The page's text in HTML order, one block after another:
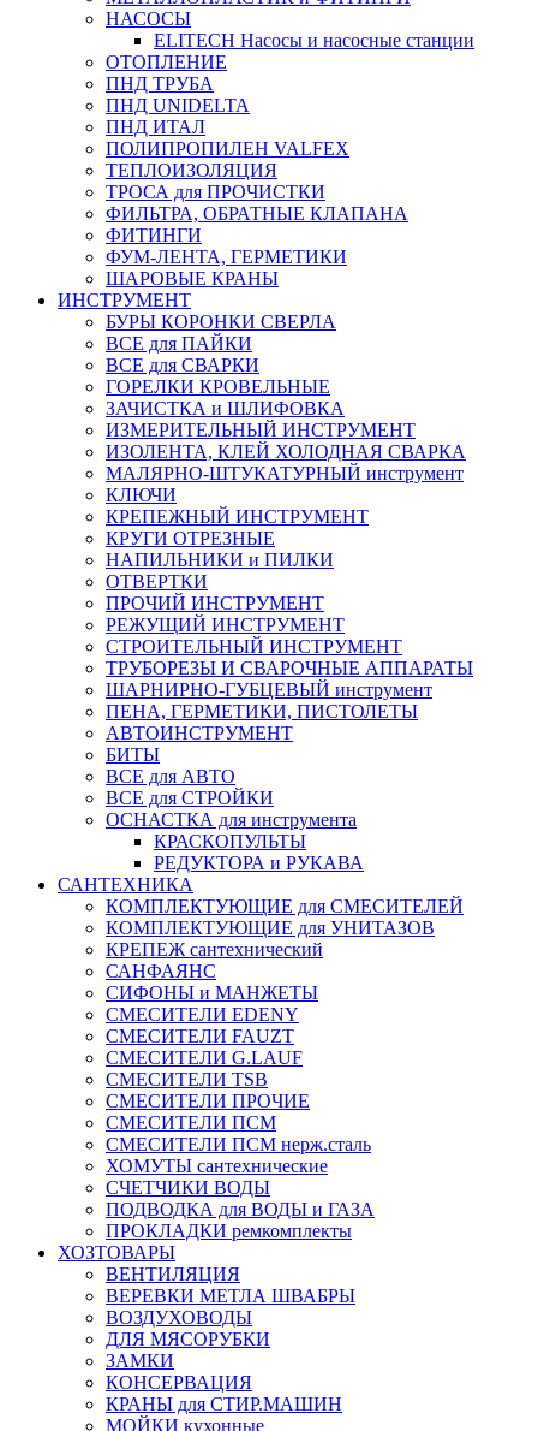
НАСОСЫ
ELITECH Насосы и насосные станции
ОТОПЛЕНИЕ
ПНД ТРУБА
ПНД UNIDELTA
ПНД ИТАЛ
ПОЛИПРОПИЛЕН VALFEX
ТЕПЛОИЗОЛЯЦИЯ
ТРОСА для ПРОЧИСТКИ
ФИЛЬТРА, ОБРАТНЫЕ КЛАПАНА
ФИТИНГИ
ФУМ-ЛЕНТА, ГЕРМЕТИКИ
ШАРОВЫЕ КРАНЫ
ИНСТРУМЕНТ
БУРЫ КОРОНКИ СВЕРЛА
ВСЕ для ПАЙКИ
ВСЕ для СВАРКИ
ГОРЕЛКИ КРОВЕЛЬНЫЕ
ЗАЧИСТКА и ШЛИФОВКА
ИЗМЕРИТЕЛЬНЫЙ ИНСТРУМЕНТ
ИЗОЛЕНТА, КЛЕЙ ХОЛОДНАЯ СВАРКА
МАЛЯРНО-ШТУКАТУРНЫЙ инструмент
КЛЮЧИ
КРЕПЕЖНЫЙ ИНСТРУМЕНТ
КРУГИ ОТРЕЗНЫЕ
НАПИЛЬНИКИ и ПИЛКИ
ОТВЕРТКИ
ПРОЧИЙ ИНСТРУМЕНТ
РЕЖУЩИЙ ИНСТРУМЕНТ
СТРОИТЕЛЬНЫЙ ИНСТРУМЕНТ
ТРУБОРЕЗЫ И СВАРОЧНЫЕ АППАРАТЫ
ШАРНИРНО-ГУБЦЕВЫЙ инструмент
ПЕНА, ГЕРМЕТИКИ, ПИСТОЛЕТЫ
АВТОИНСТРУМЕНТ
БИТЫ
ВСЕ для АВТО
ВСЕ для СТРОЙКИ
ОСНАСТКА для инструмента
КРАСКОПУЛЬТЫ
РЕДУКТОРА и РУКАВА
САНТЕХНИКА
КОМПЛЕКТУЮЩИЕ для СМЕСИТЕЛЕЙ
КОМПЛЕКТУЮЩИЕ для УНИТАЗОВ
КРЕПЕЖ сантехнический
САНФАЯНС
СИФОНЫ и МАНЖЕТЫ
СМЕСИТЕЛИ EDENY
СМЕСИТЕЛИ FAUZT
СМЕСИТЕЛИ G.LAUF
СМЕСИТЕЛИ TSB
СМЕСИТЕЛИ ПРОЧИЕ
СМЕСИТЕЛИ ПСМ
СМЕСИТЕЛИ ПСМ нерж.сталь
ХОМУТЫ сантехнические
СЧЕТЧИКИ ВОДЫ
ПОДВОДКА для ВОДЫ и ГАЗА
ПРОКЛАДКИ ремкомплекты
ХОЗТОВАРЫ
ВЕНТИЛЯЦИЯ
ВЕРЕВКИ МЕТЛА ШВАБРЫ
ВОЗДУХОВОДЫ
ДЛЯ МЯСОРУБКИ
ЗАМКИ
КОНСЕРВАЦИЯ
КРАНЫ для СТИР.МАШИН
МОЙКИ кухонные